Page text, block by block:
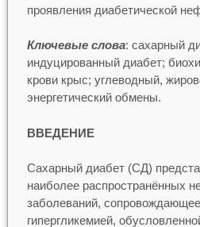
проявления диабетической
Ключевые слова: сахарный
индуцированный диабет;
крови крыс; углеводный,
энергетический обмены.
ВВЕДЕНИЕ
Сахарный диабет (СД)
наиболее распространённых
заболеваний,
гипергликемией,